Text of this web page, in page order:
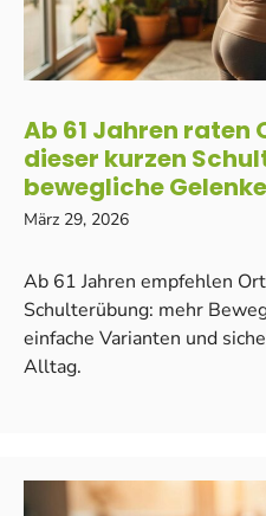
Ab 61 Jahren raten
dieser kurzen
bewegliche
März 29, 2026
Ab 61 Jahren empfehlen
Schulterübung: mehr
einfache Varianten und
Alltag.